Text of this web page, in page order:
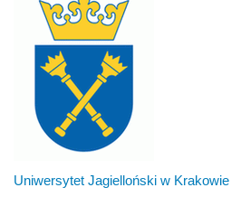
Uniwersytet Jagielloński w Krakowie